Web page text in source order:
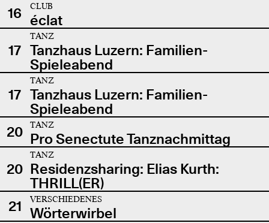
16
CLUB
éclat
17
TANZ
Tanzhaus Luzern: Familien-
Spieleabend
17
TANZ
Tanzhaus Luzern: Familien-
Spieleabend
20
TANZ
Pro Senectute Tanznachmittag
20
TANZ
Residenzsharing: Elias Kurth:
THRILL(ER)
21
VERSCHIEDENES
Wörterwirbel